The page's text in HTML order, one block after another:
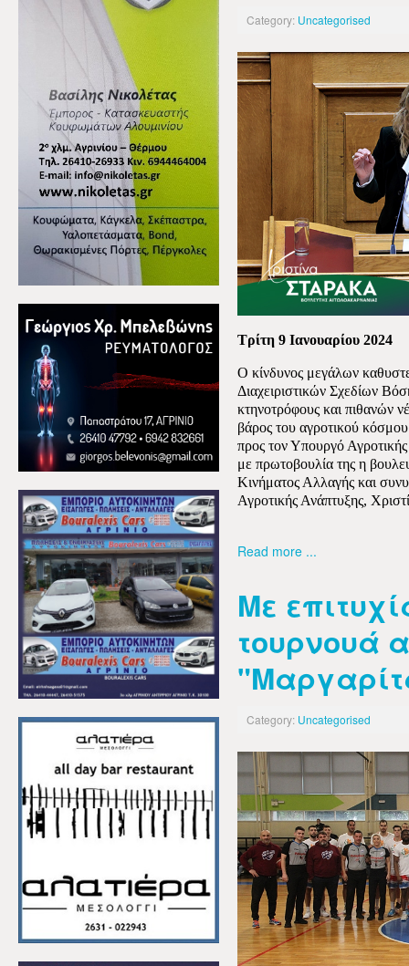
Category: Uncategorised
Τρίτη 9 Ιανουαρίου 2024
Ο κίνδυνος μεγάλων
Διαχειριστικών Σχεδίων
κτηνοτρόφους και πιθανών
βάρος του αγροτικού
προς τον Υπουργό
με πρωτοβουλία της η
Κινήματος Αλλαγής και
Αγροτικής Ανάπτυξης,
Read more ...
Με
τουρνουά
Category: Uncategorised